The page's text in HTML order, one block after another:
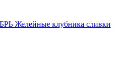
Желейные клубника сливки